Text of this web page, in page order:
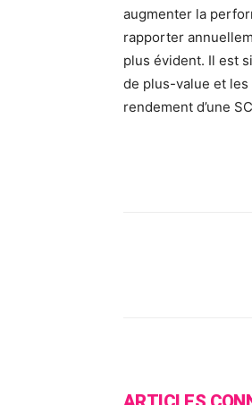
augmenter la
rapporter
plus évident. Il est
de plus-value et les
rendement d’une